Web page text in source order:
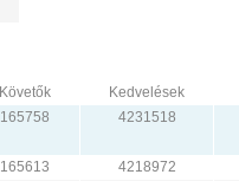
Követők
Kedvelések
165758 4231518
165613
4218972